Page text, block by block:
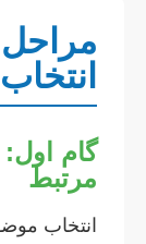
مراحل
گام اول:
مرتبط
انتخاب